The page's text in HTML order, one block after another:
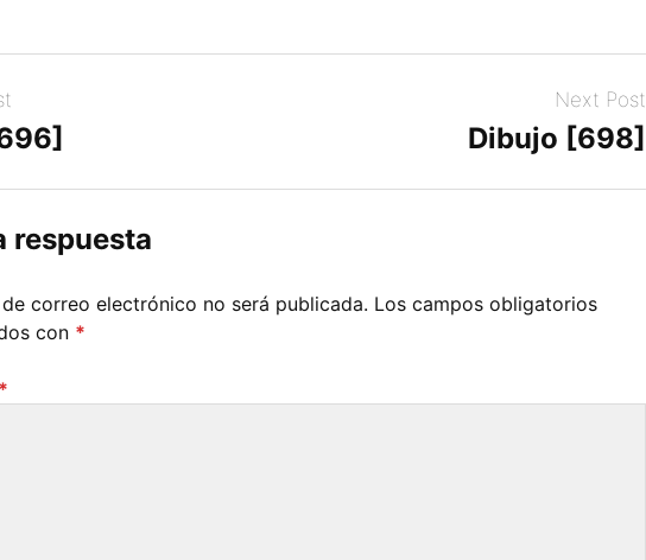
Next Post
Dibujo [698]
respuesta
correo electrónico no será publicada. Los campos obligatorios
con *
*